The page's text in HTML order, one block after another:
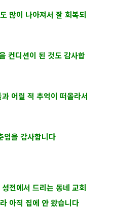
많이 나아져서 잘 회복되
컨디션이 된 것도 감사합
어릴 적 추억이 떠올라서
임을 감사합니다
전에서 드리는 동네 교회
아직 집에 안 왔습니다